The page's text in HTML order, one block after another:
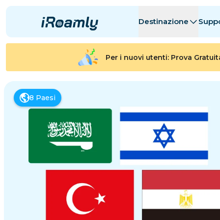
Destinazione
eSIM Locali
eSIM Regionali
Argentina
Belgio
Bulgaria
Ciad
Repubblica
Per i nuovi utenti: Prova
8 Paesi